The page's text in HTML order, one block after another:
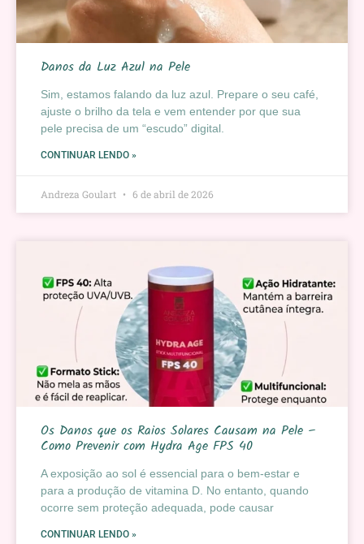
Danos da Luz Azul na Pele
Sim, estamos falando da luz azul. Prepare o seu café,
ajuste o brilho da tela e vem entender por que sua
pele precisa de um “escudo” digital.
CONTINUAR LENDO »
Andreza Goulart 6 de abril de 2026
Os Danos que os Raios Solares Causam na Pele –
Como Prevenir com Hydra Age FPS 40
A exposição ao sol é essencial para o bem-estar e
para a produção de vitamina D. No entanto, quando
ocorre sem proteção adequada, pode causar
CONTINUAR LENDO »